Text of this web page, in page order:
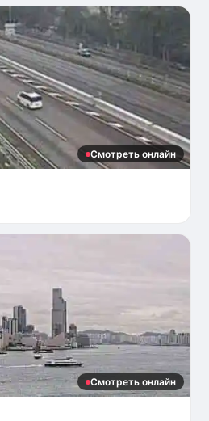
Смотреть онлайн
Смотреть онлайн